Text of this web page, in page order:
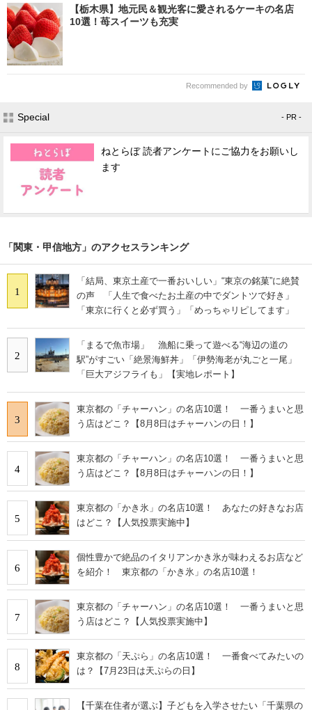
【栃木県】地元民＆観光客に愛されるケーキの名店
10選！苺スイーツも充実
Recommended by
Special - PR -
ねとらぼ 読者アンケートにご協力をお願いし
ます
「関東・甲信地方」のアクセスランキング
1
「結局、東京土産で一番おいしい」“東京の銘菓”に絶賛
の声 「人生で食べたお土産の中でダントツで好き」
「東京に行くと必ず買う」「めっちゃリピしてます」
2
「まるで魚市場」 漁船に乗って遊べる“海辺の道の
駅”がすごい「絶景海鮮丼」「伊勢海老が丸ごと一尾」
「巨大アジフライも」【実地レポート】
3
東京都の「チャーハン」の名店10選！ 一番うまいと思
う店はどこ？【8月8日はチャーハンの日！】
4
東京都の「チャーハン」の名店10選！ 一番うまいと思
う店はどこ？【8月8日はチャーハンの日！】
5
東京都の「かき氷」の名店10選！ あなたの好きなお店
はどこ？【人気投票実施中】
6
個性豊かで絶品のイタリアンかき氷が味わえるお店など
を紹介！ 東京都の「かき氷」の名店10選！
7
東京都の「チャーハン」の名店10選！ 一番うまいと思
う店はどこ？【人気投票実施中】
8
東京都の「天ぷら」の名店10選！ 一番食べてみたいの
は？【7月23日は天ぷらの日】
【千葉在住者が選ぶ】子どもを入学させたい「千葉県の